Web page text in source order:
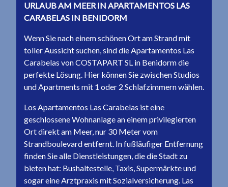
URLAUB AM MEER IN APARTAMENTOS LAS
CARABELAS IN BENIDORM
Wenn Sie nach einem schönen Ort am Strand mit
toller Aussicht suchen, sind die Apartamentos Las
Carabelas von COSTAPART SL in Benidorm die
perfekte Lösung. Hier können Sie zwischen Studios
und Apartments mit 1 oder 2 Schlafzimmern wählen.
Los Apartamentos Las Carabelas ist eine
geschlossene Wohnanlage an einem privilegierten
Ort direkt am Meer, nur 30 Meter vom
Strandboulevard entfernt. In fußläufiger Entfernung
finden Sie alle Dienstleistungen, die die Stadt zu
bieten hat: Bushaltestelle, Taxis, Supermärkte und
sogar eine Arztpraxis mit Sozialversicherung. Las